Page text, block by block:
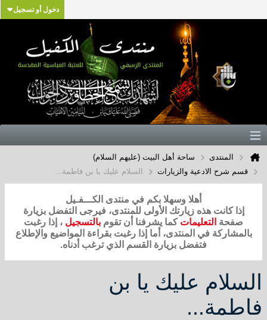
دخول أو تسجيل
المنتدى
ساحة أهل البيت (عليهم السلام)
قسم شرح الادعية والزيارات
السلام عليك يا بن فاطمة...
أهلا وسهلا بكم في منتدى الكـــفـيل
إذا كانت هذه زيارتك الأولى للمنتدى، فيرجى التفضل بزيارة
صفحة التعليمات كما يشرفنا أن تقوم بالتسجيل ، إذا رغبت
بالمشاركة في المنتدى، أما إذا رغبت بقراءة المواضيع والإطلاع
فتفضل بزيارة القسم الذي ترغب أدناه.
السلام عليك يا بن
فاطمة...